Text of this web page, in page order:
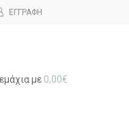
ΕΓΓΡΑΦΉ
με 0,00€